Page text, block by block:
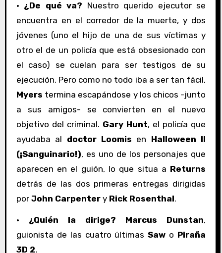
· ¿De qué va? Nuestro querido ejecutor se
encuentra en el corredor de la muerte, y dos
jóvenes (uno el hijo de una de sus víctimas y
otro el de un policía que está obsesionado con
el caso) se cuelan para ser testigos de su
ejecución. Pero como no todo iba a ser tan fácil,
Myers termina escapándose y los chicos -junto
a sus amigos- se convierten en el nuevo
objetivo del criminal. Gary Hunt, el policía que
ayudaba al doctor Loomis en Halloween II
(¡Sanguinario!), es uno de los personajes que
aparecen en el guión, lo que situa a Returns
detrás de las dos primeras entregas dirigidas
por John Carpentery Rick Rosenthal.
· ¿Quién la dirige? Marcus Dunstan,
guionista de las cuatro últimasSaw o Piraña
3D 2.